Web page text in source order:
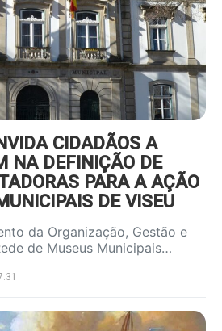
CIDADÃOS A
NA DEFINIÇÃO DE
PARA A AÇÃO
DE VISEU
da Organização, Gestão e
de Museus Municipais…
wp-